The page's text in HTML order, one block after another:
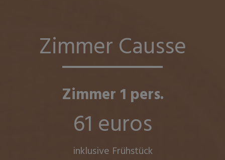
Zimmer Causse
Zimmer 1 pers.
61 euros
inklusive Frühstück